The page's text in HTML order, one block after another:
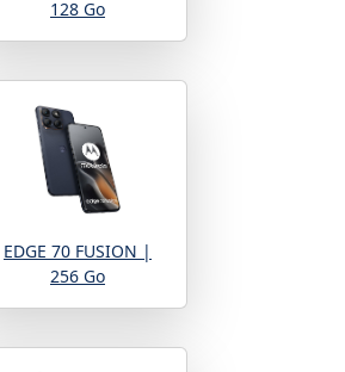
128 Go
EDGE 70 FUSION |
256 Go